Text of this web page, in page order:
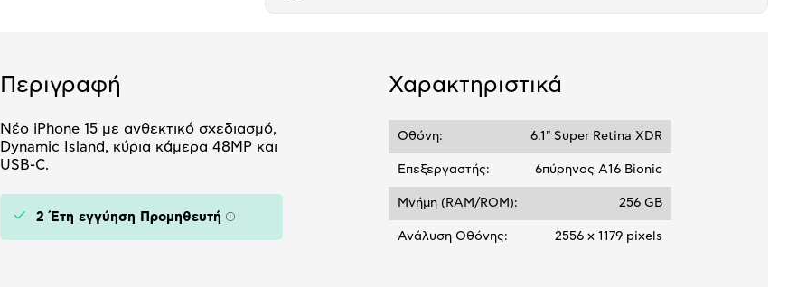
Περιγραφή
Νέο iPhone 15 με ανθεκτικό σχεδιασμό,
Dynamic Island, κύρια κάμερα 48MP και
USB-C.
2 Έτη εγγύηση Προμηθευτή Πληροφορίες
Χαρακτηριστικά
Οθόνη: 6.1" Super Retina XDR
Επεξεργαστής: 6πύρηνος A16 Bionic
Μνήμη (RAM/ROM): 256 GB
Ανάλυση Οθόνης: 2556 x 1179 pixels